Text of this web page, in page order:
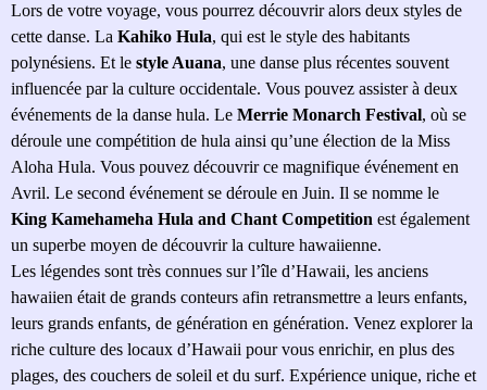
Lors de votre voyage, vous pourrez découvrir alors deux styles de
cette danse. La Kahiko Hula, qui est le style des habitants
polynésiens. Et le style Auana, une danse plus récentes souvent
influencée par la culture occidentale. Vous pouvez assister à deux
événements de la danse hula. Le Merrie Monarch Festival, où se
déroule une compétition de hula ainsi qu’une élection de la Miss
Aloha Hula. Vous pouvez découvrir ce magnifique événement en
Avril. Le second événement se déroule en Juin. Il se nomme le
King Kamehameha Hula and Chant Competition est également
un superbe moyen de découvrir la culture hawaiienne.
Les légendes sont très connues sur l’île d’Hawaii, les anciens
hawaiien était de grands conteurs afin retransmettre a leurs enfants,
leurs grands enfants, de génération en génération. Venez explorer la
riche culture des locaux d’Hawaii pour vous enrichir, en plus des
plages, des couchers de soleil et du surf. Expérience unique, riche et